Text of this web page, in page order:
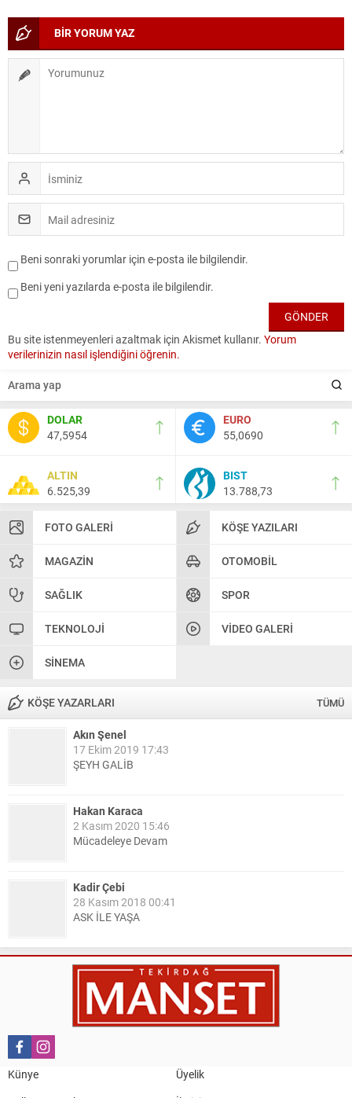
DOLAR
47,5954
EURO
55,0690
ALTIN
6.525,39
BIST
13.788,73
FOTO GALERI KÖŞE YAZILARI
MAGAZIN OTOMOBIL
SAĞLIK SPOR
TEKNOLOJI VIDEO GALERI
SINEMA
KÖŞE YAZARLARI TÜMÜ
Akın Şenel
17 Ekim 2019 17:43
ŞEYH GALİB
Hakan Karaca
2 Kasım 2020 15:46
Mücadeleye Devam
Kadir Çebi
28 Kasım 2018 00:41
ASK İLE YAŞA
Nail Kazanç
10 Mart 2023 21:36
HAYDİ TEKİRDAĞ MAÇA !!!!
TEKİRDAĞ İL EMNİYET MÜDÜRÜMÜZE HAYIRLI OLSUN
BİR YORUM YAZ
Beni sonraki yorumlar için e-posta ile bilgilendir.
Beni yeni yazılarda e-posta ile bilgilendir.
Bu site istenmeyenleri azaltmak için Akismet kullanır. Yorum
verilerinizin nasıl işlendiğini öğrenin.
Künye
Üyelik